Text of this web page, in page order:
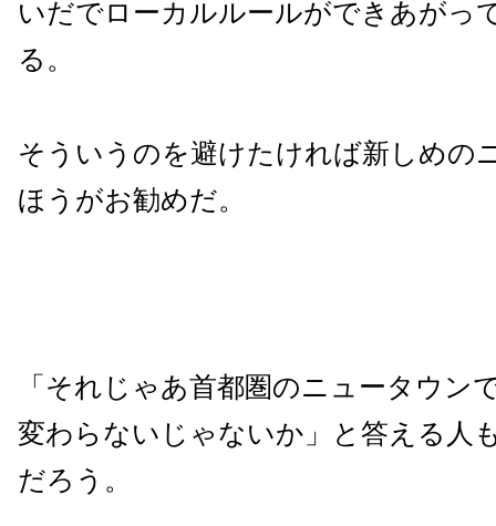
いだでローカルルールができあがっ
る。
そういうのを避けたければ新しめの
ほうがお勧めだ。
「それじゃあ首都圏のニュータウン
変わらないじゃないか」と答える人
だろう。